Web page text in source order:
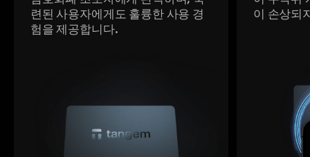
련된 사용자에게도 훌륭한 사용 경
험을 제공합니다.
이 손상되